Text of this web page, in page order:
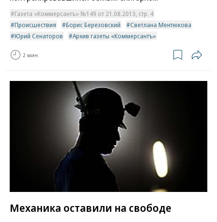
Газета «Коммерсантъ» №149 от 21.08.2013, стр. 4
Происшествия
Борис Березовский
Светлана Ментюкова
Юрий Сенаторов
Архив газеты «Коммерсантъ»
2 мин.
Механика оставили на свободе